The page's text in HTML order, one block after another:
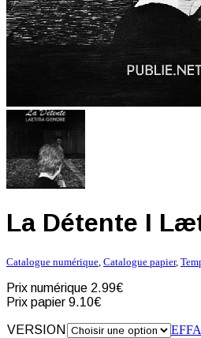
La Détente I
Catalogue numérique, Catalogue papier,
Prix numérique 2.99€
Prix papier 9.10€
VERSION